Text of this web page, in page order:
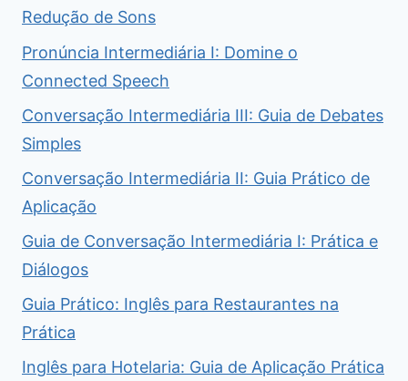
Redução de Sons
Pronúncia Intermediária I: Domine o
Connected Speech
Conversação Intermediária III: Guia de Debates
Simples
Conversação Intermediária II: Guia Prático de
Aplicação
Guia de Conversação Intermediária I: Prática e
Diálogos
Guia Prático: Inglês para Restaurantes na
Prática
Inglês para Hotelaria: Guia de Aplicação Prática